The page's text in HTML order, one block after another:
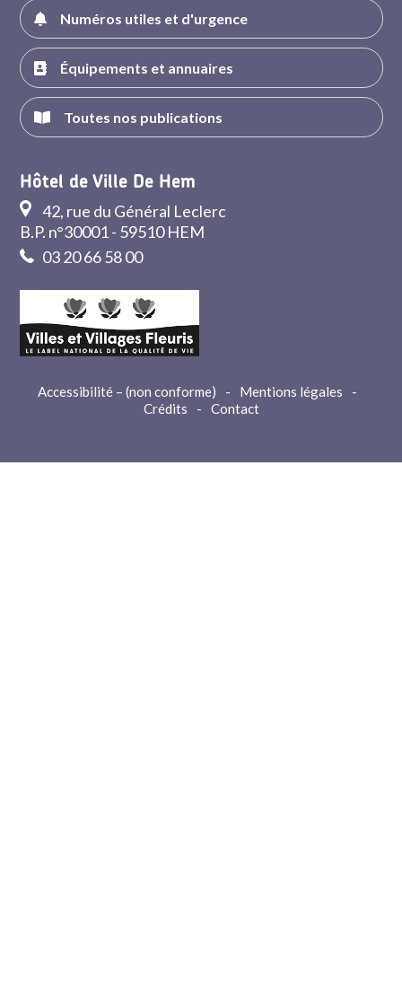
Numéros utiles et d'urgence
Équipements et annuaires
Toutes nos publications
Hôtel de Ville De Hem
42, rue du Général Leclerc
B.P. n°30001 - 59510 HEM
03 20 66 58 00
Accessibilité – (non conforme) - Mentions légales
-
Crédits
- Contact